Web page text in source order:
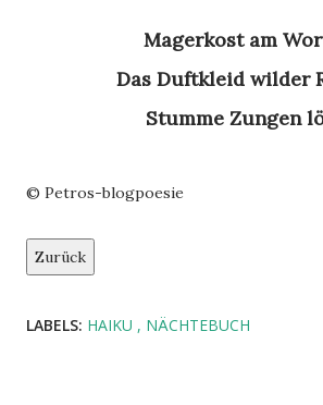
Magerkost am
Das Duftkleid wilder
Stumme Zungen
© Petros-blogpoesie
Zurück
LABELS: HAIKU NÄCHTEBUCH